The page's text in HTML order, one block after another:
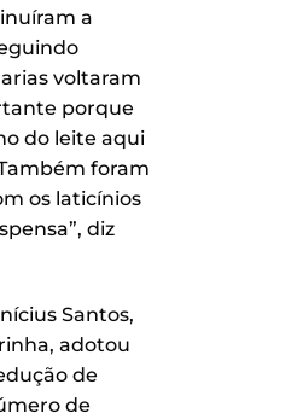
a
voltaram
porque
do leite aqui
foram
os laticínios
diz
Santos,
adotou
de
de